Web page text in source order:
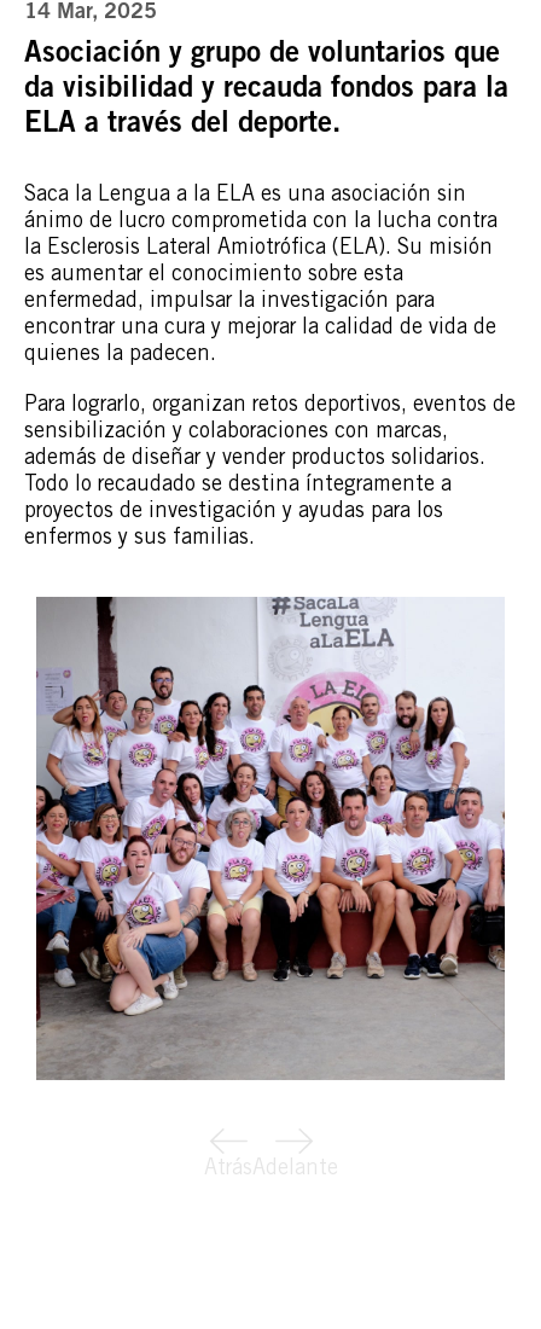
14 Mar, 2025
Asociación y grupo de voluntarios que
da visibilidad y recauda fondos para la
ELA a través del deporte.
Saca la Lengua a la ELA es una asociación sin
ánimo de lucro comprometida con la lucha contra
la Esclerosis Lateral Amiotrófica (ELA). Su misión
es aumentar el conocimiento sobre esta
enfermedad, impulsar la investigación para
encontrar una cura y mejorar la calidad de vida de
quienes la padecen.
Para lograrlo, organizan retos deportivos, eventos de
sensibilización y colaboraciones con marcas,
además de diseñar y vender productos solidarios.
Todo lo recaudado se destina íntegramente a
proyectos de investigación y ayudas para los
enfermos y sus familias.
AtrásAdelante